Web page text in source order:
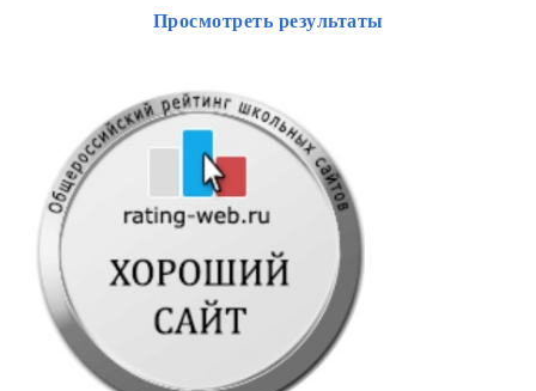
Просмотреть результаты